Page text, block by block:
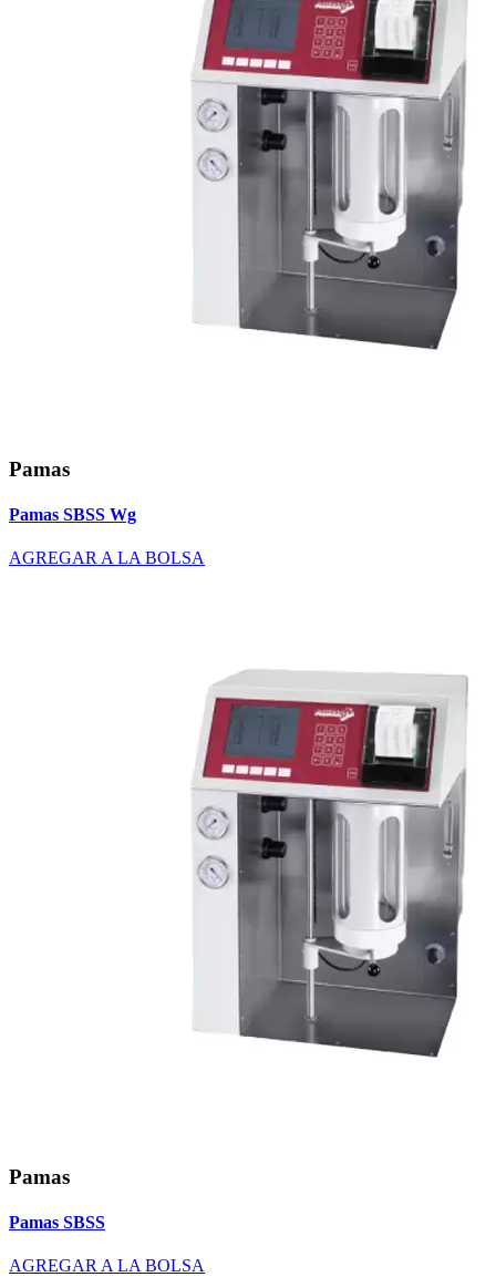
Pamas
Pamas SBSS Wg
AGREGAR A LA BOLSA
Pamas
Pamas SBSS
AGREGAR A LA BOLSA